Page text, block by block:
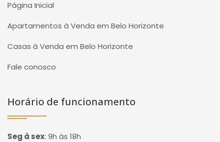
Página Inicial
Apartamentos à Venda em Belo Horizonte
Casas à Venda em Belo Horizonte
Fale conosco
Horário de funcionamento
Seg à sex: 9h às 18h